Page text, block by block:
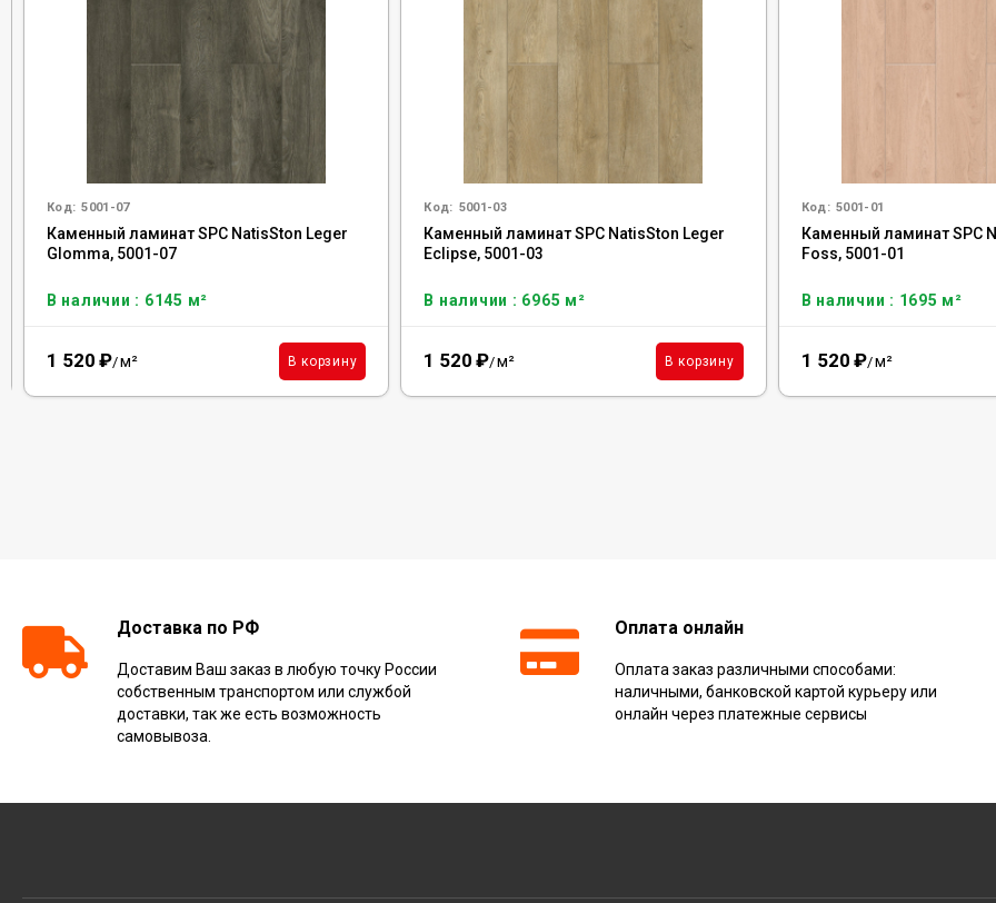
Код: 5001-07
Каменный ламинат SPC NatisSton Leger
Glomma, 5001-07
В наличии : 6145 м²
1 520 ₽/м² В корзину
Код: 5001-03
Каменный ламинат SPC NatisSton Leger
Eclipse, 5001-03
В наличии : 6965 м²
1 520 ₽/м² В корзину
Код: 5001-01
Каменный ламинат SPC
Foss, 5001-01
В наличии : 1695 м²
1 520 ₽/м²
Доставка по РФ
Доставим Ваш заказ в любую точку России
собственным транспортом или службой
доставки, так же есть возможность
самовывоза.
Оплата онлайн
Оплата заказ различными способами:
наличными, банковской картой курьеру или
онлайн через платежные сервисы